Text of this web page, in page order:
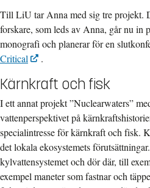
Till LiU tar Anna med sig tre projekt.
forskare, som leds av Anna, går nu in
monografi och planerar för en
Critical
.
Kärnkraft och fisk
I ett annat projekt ”Nuclearwaters”
vattenperspektivet på
specialintresse för kärnkraft och fisk.
det lokala ekosystemets
kylvattensystemet och dör där, till
exempel maneter som fastnar och